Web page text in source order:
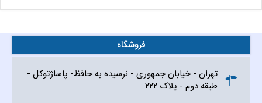
فروشگاه
تهران - خیابان جمهوری - نرسیده به حافظ- پاساژتوکل -
طبقه دوم - پلاک ۲۲۲